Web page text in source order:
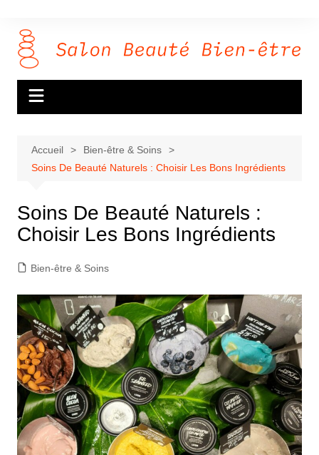
contenu
Accueil
Bien-être & Soins
Soins De Beauté Naturels : Choisir Les Bons Ingrédients
Soins De Beauté Naturels :
Choisir Les Bons Ingrédients
Bien-être & Soins